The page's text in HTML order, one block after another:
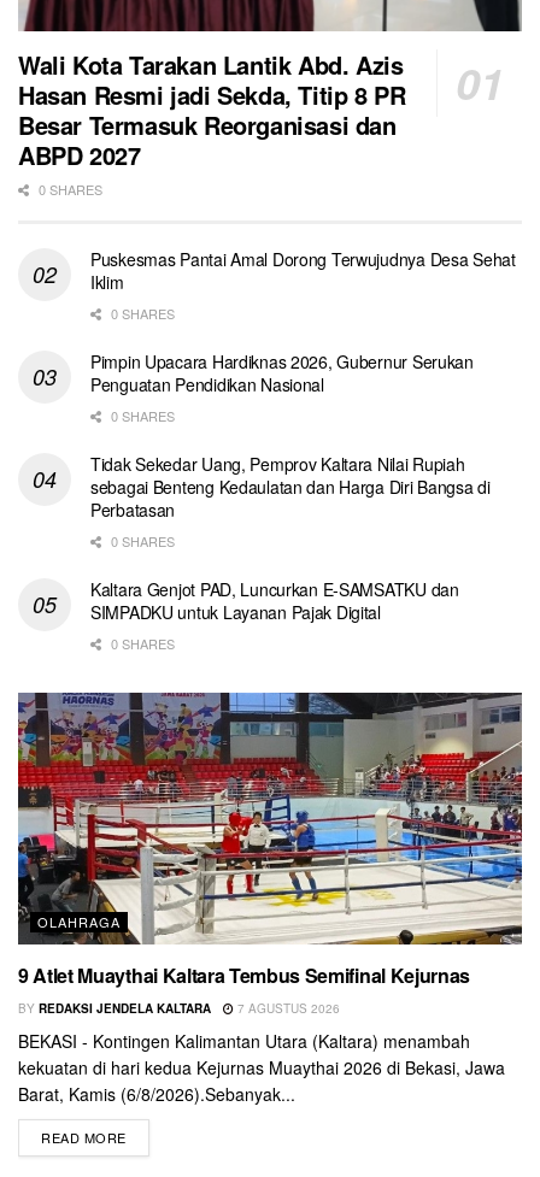
Wali Kota Tarakan Lantik Abd. Azis
Hasan Resmi jadi Sekda, Titip 8 PR
Besar Termasuk Reorganisasi dan
ABPD 2027
0 SHARES
Puskesmas Pantai Amal Dorong Terwujudnya Desa Sehat
Iklim
0 SHARES
Pimpin Upacara Hardiknas 2026, Gubernur Serukan
Penguatan Pendidikan Nasional
0 SHARES
Tidak Sekedar Uang, Pemprov Kaltara Nilai Rupiah
sebagai Benteng Kedaulatan dan Harga Diri Bangsa di
Perbatasan
0 SHARES
Kaltara Genjot PAD, Luncurkan E-SAMSATKU dan
SIMPADKU untuk Layanan Pajak Digital
0 SHARES
OLAHRAGA
9 Atlet Muaythai Kaltara Tembus Semifinal Kejurnas
BY REDAKSI JENDELA KALTARA 7 AGUSTUS 2026
BEKASI - Kontingen Kalimantan Utara (Kaltara) menambah
kekuatan di hari kedua Kejurnas Muaythai 2026 di Bekasi, Jawa
Barat, Kamis (6/8/2026).Sebanyak...
READ MORE